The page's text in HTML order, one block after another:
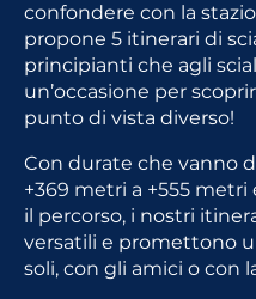
confondere con la
propone 5 itinerari di
principianti che agli
un’occasione per
punto di vista diverso!
Con durate che vanno
+369 metri a +555
il percorso, i nostri
versatili e promettono
soli, con gli amici o con